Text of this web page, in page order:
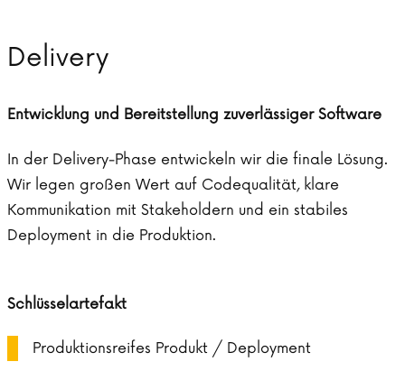
Delivery
Entwicklung und Bereitstellung zuverlässiger Software
In der Delivery-Phase entwickeln wir die finale Lösung.
Wir legen großen Wert auf Codequalität, klare
Kommunikation mit Stakeholdern und ein stabiles
Deployment in die Produktion.
Schlüsselartefakt
Produktionsreifes Produkt / Deployment